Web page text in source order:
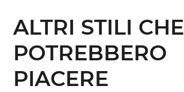
ALTRI STILI CHE
POTREBBERO
PIACERE